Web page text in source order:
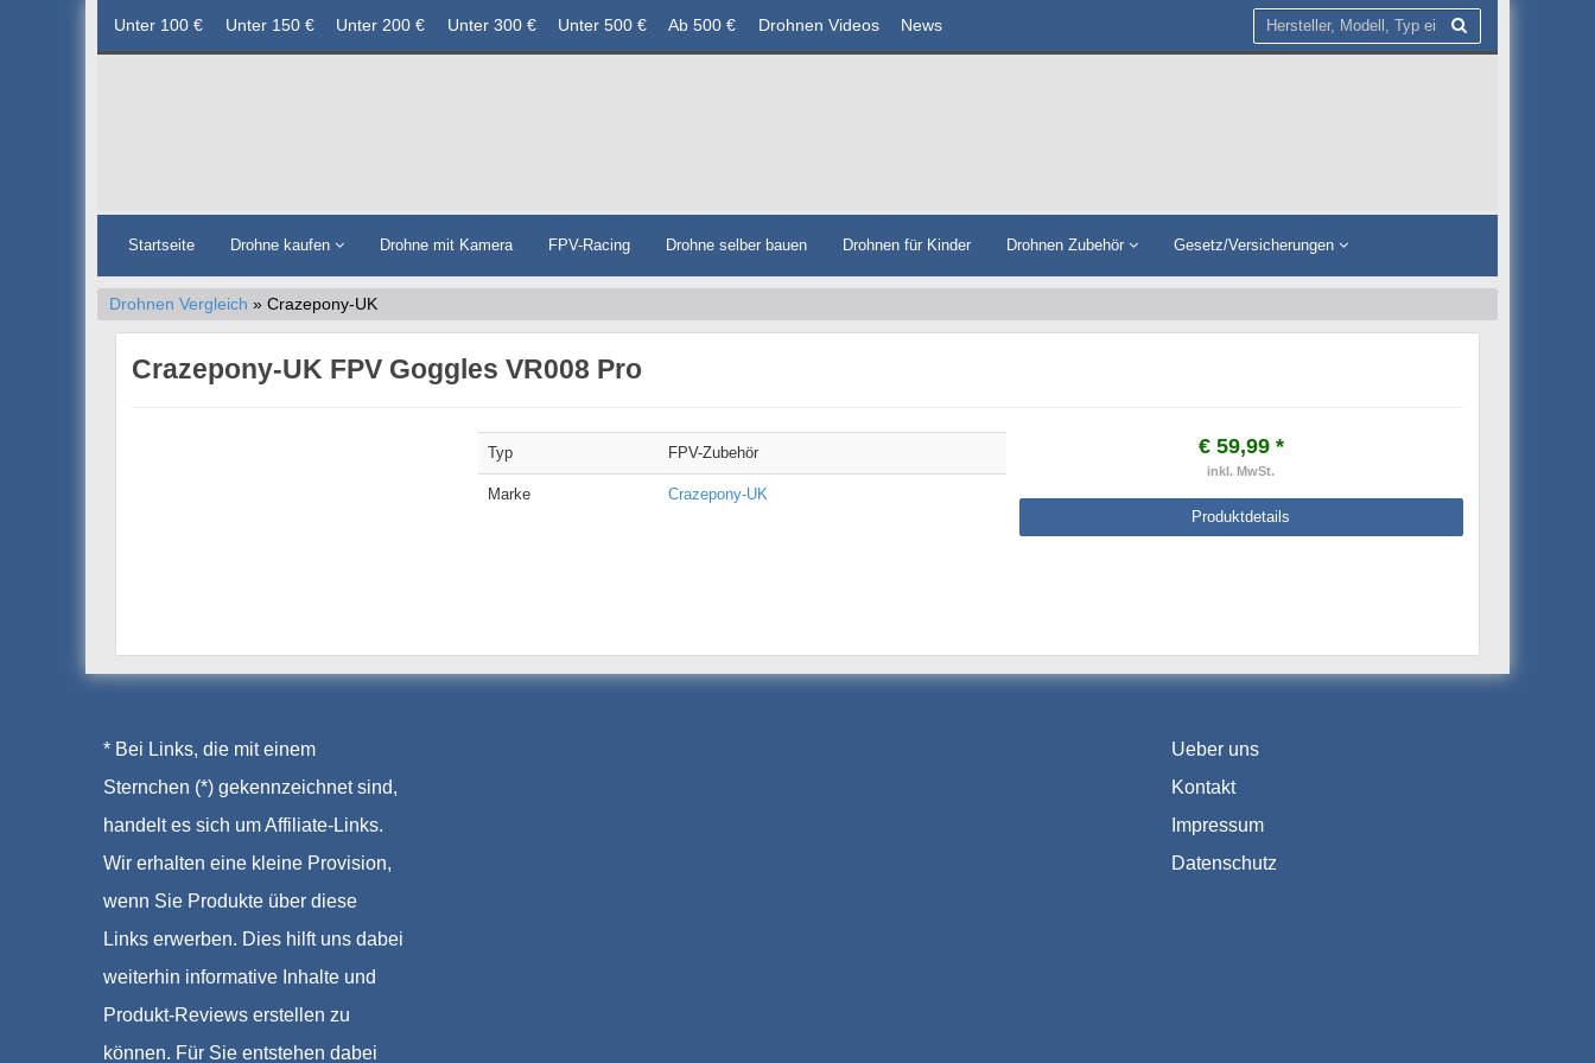
Unter 100 € Unter 150 € Unter 200 € Unter 300 € Unter 500 € Ab 500 € Drohnen Videos News
Startseite Drohne kaufen Drohne mit Kamera FPV-Racing Drohne selber bauen Drohnen für Kinder Drohnen Zubehör Gesetz/Versicherungen
Drohnen Vergleich » Crazepony-UK
Crazepony-UK FPV Goggles VR008 Pro
Typ FPV-Zubehör
Marke Crazepony-UK
€ 59,99 *
inkl. MwSt.
Produktdetails
* Bei Links, die mit einem
Sternchen (*) gekennzeichnet sind,
handelt es sich um Affiliate-Links.
Wir erhalten eine kleine Provision,
wenn Sie Produkte über diese
Links erwerben. Dies hilft uns dabei
weiterhin informative Inhalte und
Produkt-Reviews erstellen zu
können. Für Sie entstehen dabei
Ueber uns
Kontakt
Impressum
Datenschutz